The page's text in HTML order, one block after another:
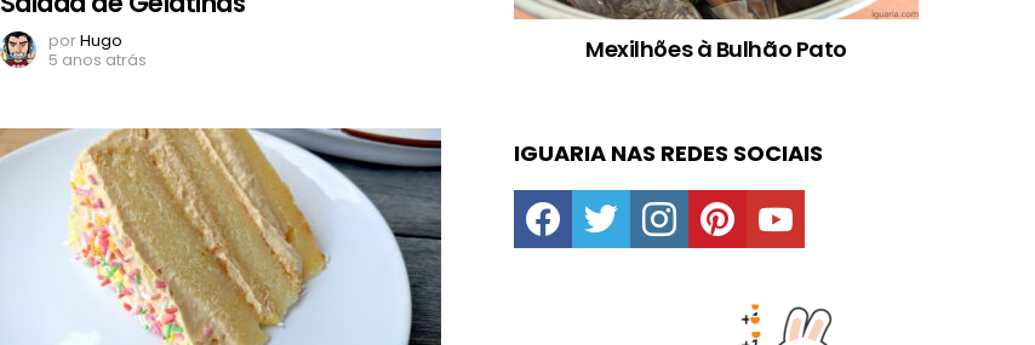
porHugo
5 anos atrás
Mexilhões à Bulhão Pato
IGUARIA NAS REDES SOCIAIS
facebooktwitter instagrampinterestyoutube